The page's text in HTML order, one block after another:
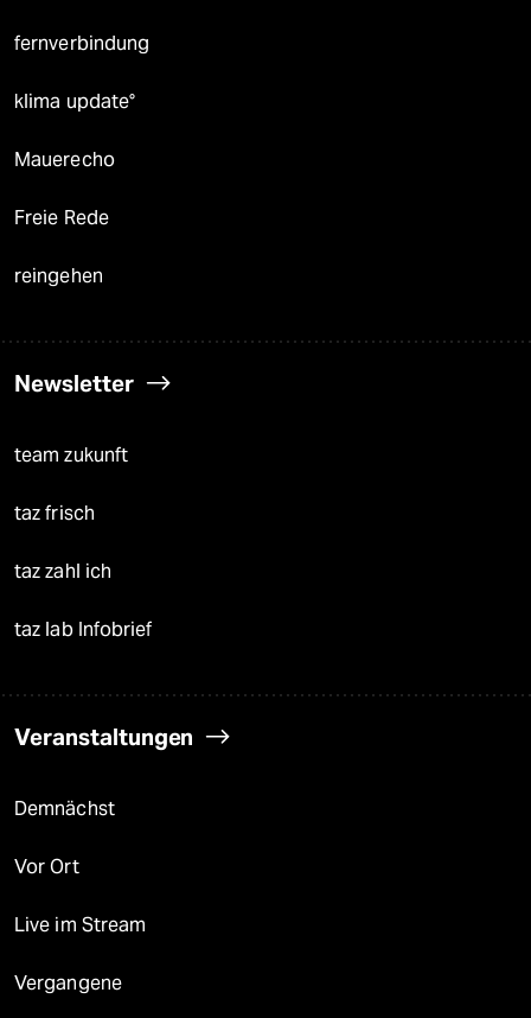
fernverbindung
klima update°
Mauerecho
Freie Rede
reingehen
Newsletter
team zukunft
taz frisch
taz zahl ich
taz lab Infobrief
Veranstaltungen
Demnächst
Vor Ort
Live im Stream
Vergangene